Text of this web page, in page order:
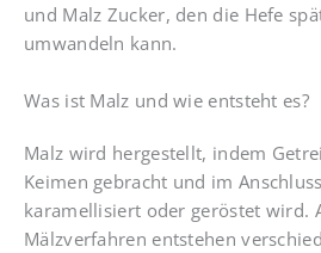
und Malz Zucker, den die Hefe
umwandeln kann.
Was ist Malz und wie entsteht es?
Malz wird hergestellt, indem
Keimen gebracht und im
karamellisiert oder geröstet wird.
Mälzverfahren entstehen